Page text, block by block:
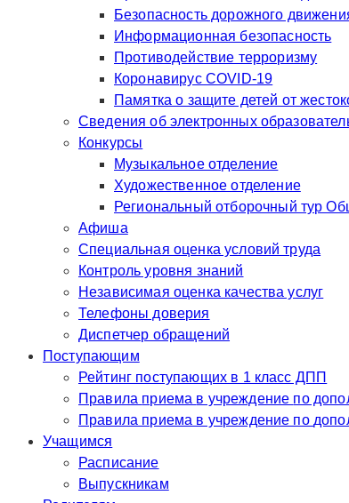
Безопасность дорожного
Информационная безопасность
Противодействие терроризму
Коронавирус COVID-19
Памятка о защите детей от
Сведения об электронных
Конкурсы
Музыкальное отделение
Художественное отделение
Региональный отборочный тур
Афиша
Специальная оценка условий труда
Контроль уровня знаний
Независимая оценка качества услуг
Телефоны доверия
Диспетчер обращений
Поступающим
Рейтинг поступающих в 1 класс ДПП
Правила
Учащимся
Расписание
Выпускникам